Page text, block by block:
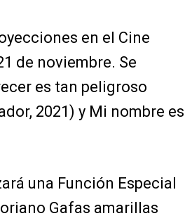
en el Cine
de noviembre. Se
es tan peligroso
2021) y Mi nombre es
una Función Especial
Gafas amarillas